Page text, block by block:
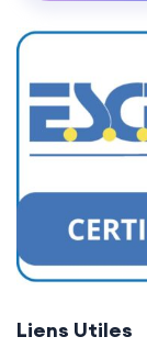
Liens Utiles